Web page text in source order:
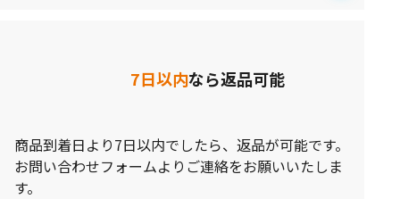
7日以内なら返品可能
商品到着日より7日以内でしたら、返品が可能です。
お問い合わせフォームよりご連絡をお願いいたしま
す。